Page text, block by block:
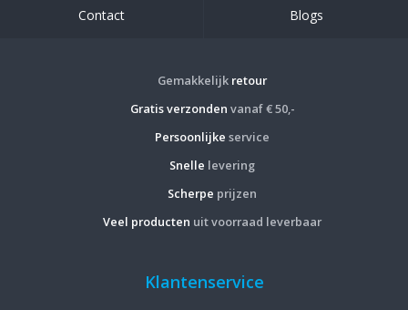
Contact Blogs
Gemakkelijk retour
Gratis verzonden vanaf € 50,-
Persoonlijke service
Snelle levering
Scherpe prijzen
Veel producten uit voorraad leverbaar
Klantenservice